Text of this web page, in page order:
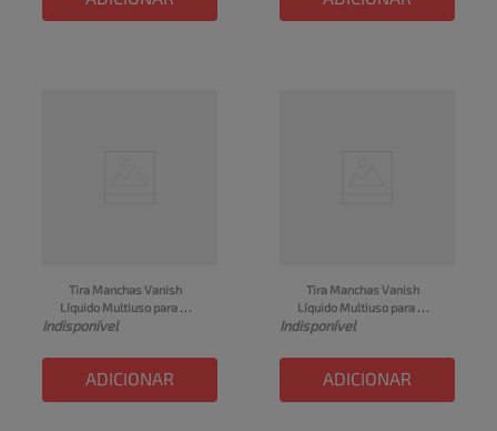
Tira Manchas Vanish
Líquido Multiuso para
roupas coloridas 1,5L
Indisponível
ADICIONAR
Tira Manchas Vanish
Líquido Multiuso para
roupas coloridas Refil
Indisponível
ADICIONAR